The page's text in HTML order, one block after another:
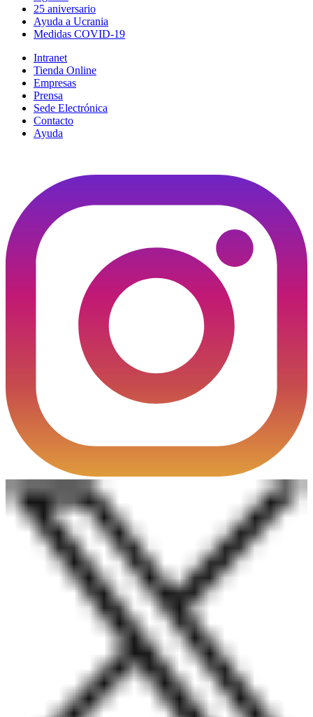
25 aniversario
Ayuda a Ucrania
Medidas COVID-19
Intranet
Tienda Online
Empresas
Prensa
Sede Electrónica
Contacto
Ayuda